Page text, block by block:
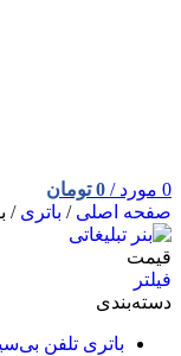
0 مورد /
0 تومان
صفحه اصلی / باتری /
قیمت
فیلتر
دسته‌بندی
باتری تلفن